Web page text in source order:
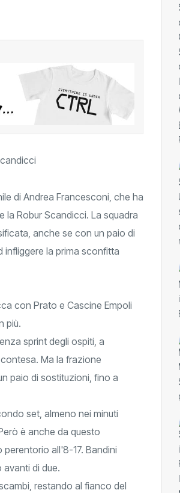
di Andrea Francesconi, che ha
la Robur Scandicci. La squadra
anche se con un paio di
infliggere la prima sconfitta
con Prato e Cascine Empoli
più.
sprint degli ospiti, a
Ma la frazione
paio di sostituzioni, fino a
set, almeno nei minuti
è anche da questo
all'8-17. Bandini
di due.
restando al fianco del